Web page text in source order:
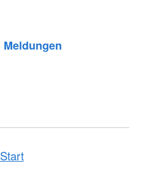
Meldungen
Start